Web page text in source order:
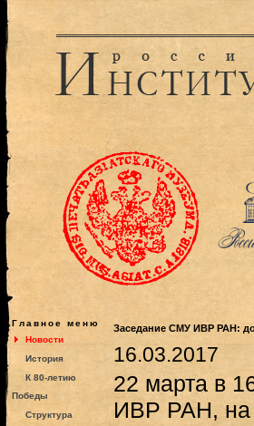
Главное меню
Новости
История
К 80-летию
Победы
Структура
Заседание СМУ ИВР РАН:
16.03.2017
22 марта в
ИВР РАН, на